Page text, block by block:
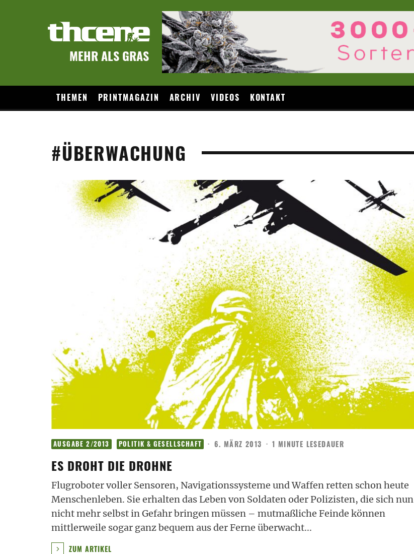
MEHR ALS GRAS
THEMEN PRINTMAGAZIN ARCHIV VIDEOS KONTAKT
#ÜBERWACHUNG
AUSGABE 2/2013 POLITIK & GESELLSCHAFT · 6. MÄRZ 2013 · 1 MINUTE LESEDAUER
ES DROHT DIE DROHNE
Flugroboter voller Sensoren, Navigationssysteme und Waffen retten schon heute
Menschenleben. Sie erhalten das Leben von Soldaten oder Polizisten, die sich nun
nicht mehr selbst in Gefahr bringen müssen – mutmaßliche Feinde können
mittlerweile sogar ganz bequem aus der Ferne überwacht...
ZUM ARTIKEL